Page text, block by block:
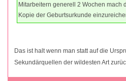
Mitarbeitern generell 2 Wochen mach
Kopie der Geburtsurkunde
Das ist halt wenn man statt auf die
Sekundärquellen der wildesten Art